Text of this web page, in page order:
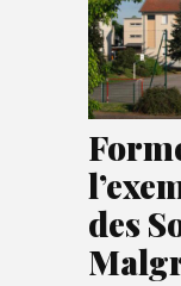
des